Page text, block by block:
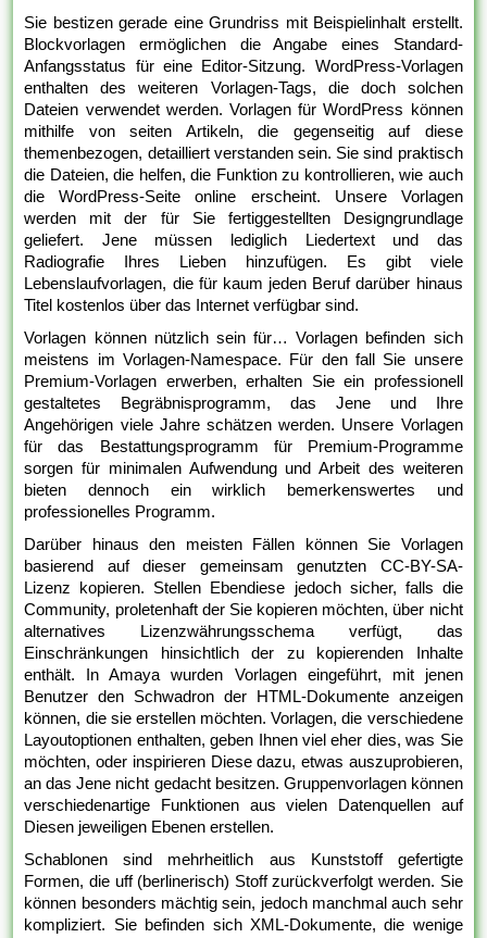
Sie bestizen gerade eine Grundriss mit Beispielinhalt erstellt.
Blockvorlagen ermöglichen die Angabe eines Standard-
Anfangsstatus für eine Editor-Sitzung. WordPress-Vorlagen
enthalten des weiteren Vorlagen-Tags, die doch solchen
Dateien verwendet werden. Vorlagen für WordPress können
mithilfe von seiten Artikeln, die gegenseitig auf diese
themenbezogen, detailliert verstanden sein. Sie sind praktisch
die Dateien, die helfen, die Funktion zu kontrollieren, wie auch
die WordPress-Seite online erscheint. Unsere Vorlagen
werden mit der für Sie fertiggestellten Designgrundlage
geliefert. Jene müssen lediglich Liedertext und das
Radiografie Ihres Lieben hinzufügen. Es gibt viele
Lebenslaufvorlagen, die für kaum jeden Beruf darüber hinaus
Titel kostenlos über das Internet verfügbar sind.
Vorlagen können nützlich sein für… Vorlagen befinden sich
meistens im Vorlagen-Namespace. Für den fall Sie unsere
Premium-Vorlagen erwerben, erhalten Sie ein professionell
gestaltetes Begräbnisprogramm, das Jene und Ihre
Angehörigen viele Jahre schätzen werden. Unsere Vorlagen
für das Bestattungsprogramm für Premium-Programme
sorgen für minimalen Aufwendung und Arbeit des weiteren
bieten dennoch ein wirklich bemerkenswertes und
professionelles Programm.
Darüber hinaus den meisten Fällen können Sie Vorlagen
basierend auf dieser gemeinsam genutzten CC-BY-SA-
Lizenz kopieren. Stellen Ebendiese jedoch sicher, falls die
Community, proletenhaft der Sie kopieren möchten, über nicht
alternatives Lizenzwährungsschema verfügt, das
Einschränkungen hinsichtlich der zu kopierenden Inhalte
enthält. In Amaya wurden Vorlagen eingeführt, mit jenen
Benutzer den Schwadron der HTML-Dokumente anzeigen
können, die sie erstellen möchten. Vorlagen, die verschiedene
Layoutoptionen enthalten, geben Ihnen viel eher dies, was Sie
möchten, oder inspirieren Diese dazu, etwas auszuprobieren,
an das Jene nicht gedacht besitzen. Gruppenvorlagen können
verschiedenartige Funktionen aus vielen Datenquellen auf
Diesen jeweiligen Ebenen erstellen.
Schablonen sind mehrheitlich aus Kunststoff gefertigte
Formen, die uff (berlinerisch) Stoff zurückverfolgt werden. Sie
können besonders mächtig sein, jedoch manchmal auch sehr
kompliziert. Sie befinden sich XML-Dokumente, die wenige